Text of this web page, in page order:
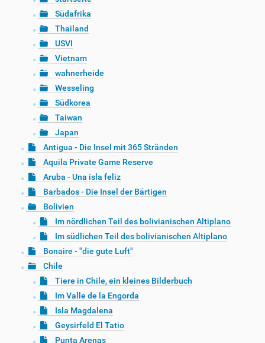
Südafrika
Thailand
USVI
Vietnam
wahnerheide
Wesseling
Südkorea
Taiwan
Japan
Antigua - Die Insel mit 365 Stränden
Aquila Private Game Reserve
Aruba - Una isla feliz
Barbados - Die Insel der Bärtigen
Bolivien
Im nördlichen Teil des bolivianischen Altiplano
Im südlichen Teil des bolivianischen Altiplano
Bonaire - "die gute Luft"
Chile
Tiere in Chile, ein kleines Bilderbuch
Im Valle de la Engorda
Isla Magdalena
Geysirfeld El Tatio
Punta Arenas